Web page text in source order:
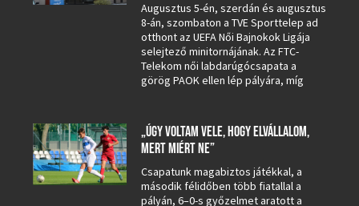
Augusztus 5-én, szerdán és augusztus
8-án, szombaton a TVE Sporttelep ad
otthont az UEFA Női Bajnokok Ligája
selejtező minitornájának. Az FTC-
Telekom női labdarúgócsapata a
görög PAOK ellen lép pályára, míg
„ÚGY VOLTAM VELE, HOGY ELVÁLLALOM,
MERT MIÉRT NE”
Csapatunk magabiztos játékkal, a
második félidőben több fiatallal a
pályán, 6–0-s győzelmet aratott a